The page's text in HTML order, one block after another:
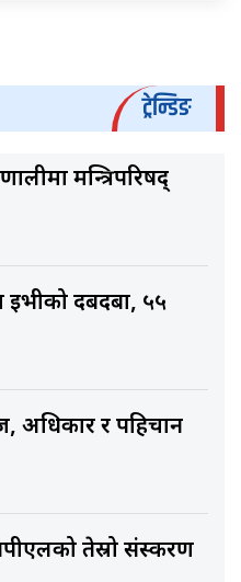
ट्रेन्डिङ
मन्त्रिपरिषद्
ईभीको दबदबा, ५५
अधिकार र पहिचान
तेस्रो संस्करण